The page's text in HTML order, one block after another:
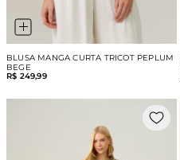
BLUSA MANGA CURTA TRICOT PEPLUM
BEGE
R$ 249,99